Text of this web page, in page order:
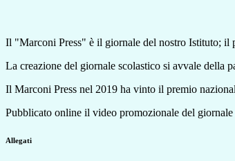
Il "Marconi Press" è il giornale del nostro Istituto; il
La creazione del giornale scolastico si avvale della
Il Marconi Press nel 2019 ha vinto il premio
Pubblicato online il video promozionale del
Allegati